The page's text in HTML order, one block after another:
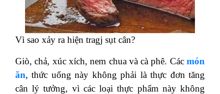
Vì sao xảy ra hiện tragj sụt cân?
Giò, chả, xúc xích, nem chua và cà phê. Các món
ăn, thức uống này không phải là thực đơn tăng
cân lý tưởng, vì các loại thực phẩm này không